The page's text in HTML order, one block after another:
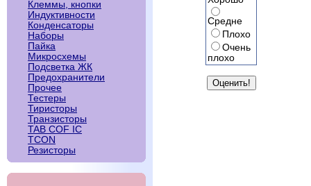
Клеммы, кнопки
Индуктивности
Конденсаторы
Наборы
Пайка
Микросхемы
Подсветка ЖК
Предохранители
Прочее
Тестеры
Тиристоры
Транзисторы
TAB COF IC
TCON
Резисторы
Средне
Плохо
Очень
плохо